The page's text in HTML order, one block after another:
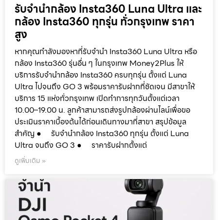
รับจำนำกล้อง Insta360 Luna Ultra และ
กล้อง Insta360 ทุกรุ่น ทั่วกรุงเทพ ราคา
สูง
หากคุณกำลังมองหาที่รับจำนำ Insta360 Luna Ultra หรือ
กล้อง Insta360 รุ่นอื่น ๆ ในกรุงเทพ Money2Plus ให้
บริการรับจำนำกล้อง Insta360 ครบทุกรุ่น ตั้งแต่ Luna
Ultra ไปจนถึง GO 3 พร้อมราคารับฝากที่ชัดเจน มีสาขาให้
บริการ 15 แห่งทั่วกรุงเทพ เปิดทำการทุกวันตั้งแต่เวลา
10.00–19.00 น. ลูกค้าสามารถส่งรูปกล้องผ่านไลน์เพื่อขอ
ประเมินราคาเบื้องต้นได้ก่อนเดินทางมาที่สาขา สรุปข้อมูล
สำคัญ ● รับจำนำกล้อง Insta360 ทุกรุ่น ตั้งแต่ Luna
Ultra จนถึง GO 3 ● ราคารับฝากตั้งแต่
ดูเพิ่มเติม »